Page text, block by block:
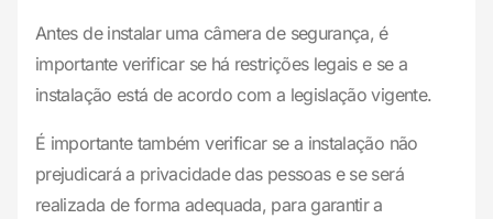
Antes de instalar uma câmera de segurança, é
importante verificar se há restrições legais e se a
instalação está de acordo com a legislação vigente.
É importante também verificar se a instalação não
prejudicará a privacidade das pessoas e se será
realizada de forma adequada, para garantir a